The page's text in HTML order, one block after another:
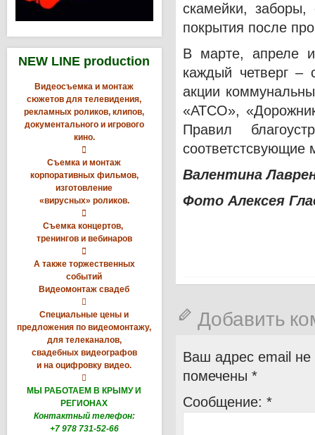
NEW LINE production
Видеосъемка и монтаж
сюжетов для телевидения,
рекламных роликов, клипов,
документального и игрового
кино.

Съемка и монтаж
корпоративных фильмов,
изготовление
«вирусных» роликов.

Съемка концертов,
тренингов и вебинаров

А также торжественных
событий
Видеомонтаж свадеб

Специальные цены и
предложения по видеомонтажу,
для телеканалов,
свадебных видеографов
и на оцифровку видео.

МЫ РАБОТАЕМ В КРЫМУ И
РЕГИОНАХ
Контактный телефон:
+7 978 731-52-66
скамейки, заборы,
покрытия после
В марте, апреле и
каждый четверг –
акции
«АТСО»,
Правил
соответстсвующие
Валентина
Фото Алексея
Добавить
Ваш адрес email не
помечены *
Сообщение: *